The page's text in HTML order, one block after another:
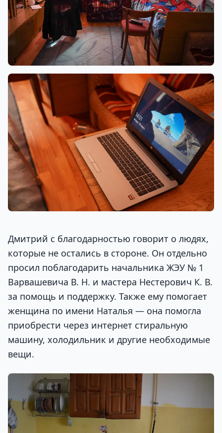
Дмитрий с благодарностью говорит о людях,
которые не остались в стороне. Он отдельно
просил поблагодарить начальника ЖЭУ № 1
Варвашевича В. Н. и мастера Нестерович К. В.
за помощь и поддержку. Также ему помогает
женщина по имени Наталья — она помогла
приобрести через интернет стиральную
машину, холодильник и другие необходимые
вещи.